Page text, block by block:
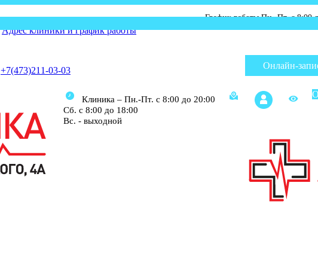
График работы Пн.-Пт. с 8:00 до 20:00;
Адрес клиники и график работы
+7(473)211-03-03 Онлайн-
Клиника – Пн.-Пт. с 8:00 до 20:00
Сб. с 8:00 до 18:00
Вс. - выходной